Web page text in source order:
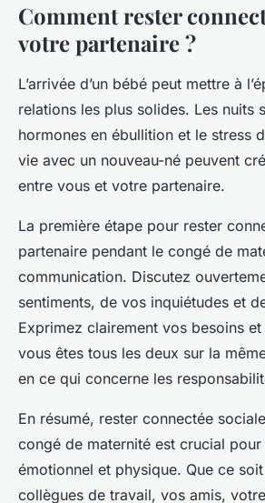
Comment rester
votre partenaire ?
L’arrivée d’un bébé peut mettre à
relations les plus solides. Les nuits
hormones en ébullition et le stress
vie avec un nouveau-né peuvent
entre vous et votre partenaire.
La première étape pour rester
partenaire pendant le congé de
communication. Discutez
sentiments, de vos inquiétudes et
Exprimez clairement vos besoins
vous êtes tous les deux sur la
en ce qui concerne les
En résumé, rester connectée
congé de maternité est crucial
émotionnel et physique. Que ce
collègues de travail, vos amis,